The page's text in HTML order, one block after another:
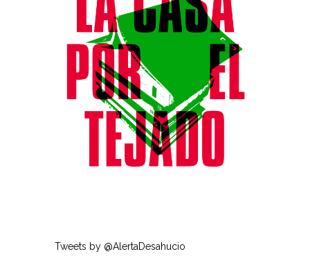
Tweets by @AlertaDesahucio